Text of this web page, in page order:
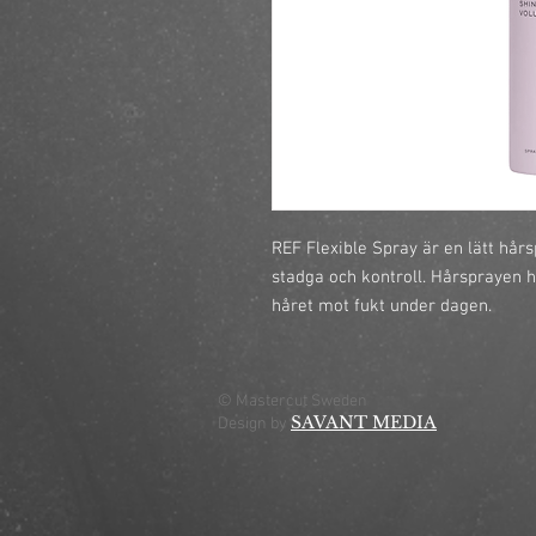
REF Flexible Spray är en lätt
stadga och kontroll. Hårsprayen
håret mot fukt under dagen.
© Mastercut Sweden
Design by SAVANT MEDIA